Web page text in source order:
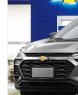
Previous